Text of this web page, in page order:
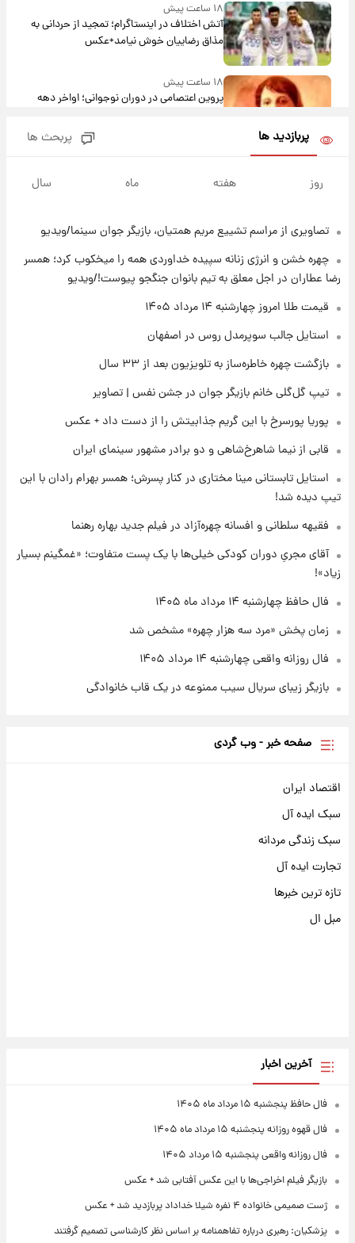
۱۸ ساعت پیش
آتش اختلاف در اینستاگرام؛ تمجید از حردانی به
مذاق رضاییان خوش نیامد+عکس
۱۸ ساعت پیش
پروین اعتصامی در دوران نوجوانی؛ اواخر دهه
هسته‌ای در آسمان ظاهر شد
۱۹ ساعت پیش
کرد
۲۱ ساعت پیش
۱۴۰۵/ نرخ‌ها ثابت ماند؟ +جدول
علی مطهری: اجرای کامل تفاهم‌نامه اسلام‌آباد،
۲۱ ساعت پیش
واکنش تند تاکر کارلسون به حمله آمریکا به
مدرسه میناب؛ «باید سیلی محکمی به صورت
۲۲ ساعت پیش
۱۴۰۵/کاهش قیمت طلا و سکه
پربازدید ها پربحث ها
روز هفته ماه سال
تصاویری از مراسم تشییع مریم همتیان، بازیگر جوان سینما/ویدیو
چهره خشن و انرژی زنانه سپیده خداوردی همه را میخکوب کرد؛ همسر
رضا عطاران در اجل معلق به تیم بانوان جنگجو پیوست!/ویدیو
قیمت طلا امروز چهارشنبه ۱۴ مرداد ۱۴۰۵
استایل جالب سوپرمدل روس در اصفهان
بازگشت چهره خاطره‌ساز به تلویزیون بعد از ۳۳ سال
تیپ گل‌گلی خانم بازیگر جوان در جشن نفس | تصاویر
پوریا پورسرخ با این گریم جذابیتش را از دست داد + عکس
قابی از نیما شاهرخ‌شاهی و دو برادر مشهور سینمای ایران
استایل تابستانی مینا مختاری در کنار پسرش؛ همسر بهرام رادان با این
تیپ دیده شد!
فقیهه سلطانی و افسانه چهره‌آزاد در فیلم جدید بهاره رهنما
آقای مجریِ دوران کودکی خیلی‌ها با یک پست متفاوت؛ «غمگینم بسیار
زیاد»!
فال حافظ چهارشنبه ۱۴ مرداد ماه ۱۴۰۵
زمان پخش «مرد سه هزار چهره» مشخص شد
فال روزانه واقعی چهارشنبه ۱۴ مرداد ۱۴۰۵
بازیگر زیبای سریال سیب ممنوعه در یک قاب خانوادگی
صفحه خبر - وب گردی
اقتصاد ایران
سبک ایده آل
سبک زندگی مردانه
تجارت ایده آل
تازه ترین خبرها
مبل ال
آخرین اخبار
فال حافظ پنجشنبه ۱۵ مرداد ماه ۱۴۰۵
فال قهوه روزانه پنجشنبه ۱۵ مرداد ماه ۱۴۰۵
فال روزانه واقعی پنجشنبه ۱۵ مرداد ۱۴۰۵
بازیگر فیلم اخراجی‌ها با این عکس آفتابی شد + عکس
ژست صمیمی خانواده ۴ نفره شیلا خداداد پربازدید شد + عکس
پزشکیان: رهبری درباره تفاهمنامه بر اساس نظر کارشناسی تصمیم گرفتند